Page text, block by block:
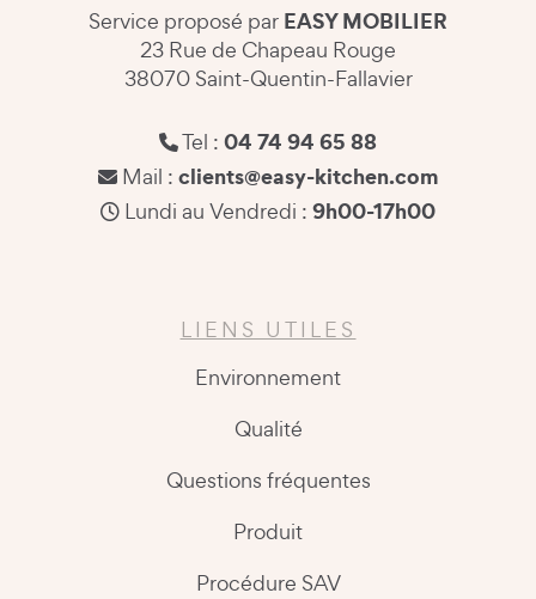
Service proposé par EASY MOBILIER
23 Rue de Chapeau Rouge
38070 Saint-Quentin-Fallavier
Tel : 04 74 94 65 88
Mail : clients@easy-kitchen.com
Lundi au Vendredi : 9h00-17h00
LIENS UTILES
Environnement
Qualité
Questions fréquentes
Produit
Procédure SAV